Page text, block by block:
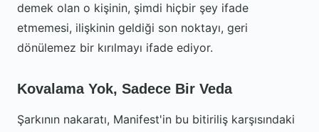
demek olan o kişinin, şimdi hiçbir şey ifade
etmemesi, ilişkinin geldiği son noktayı, geri
dönülemez bir kırılmayı ifade ediyor.
Kovalama Yok, Sadece Bir Veda
Şarkının nakaratı, Manifest'in bu bitiriliş karşısındaki